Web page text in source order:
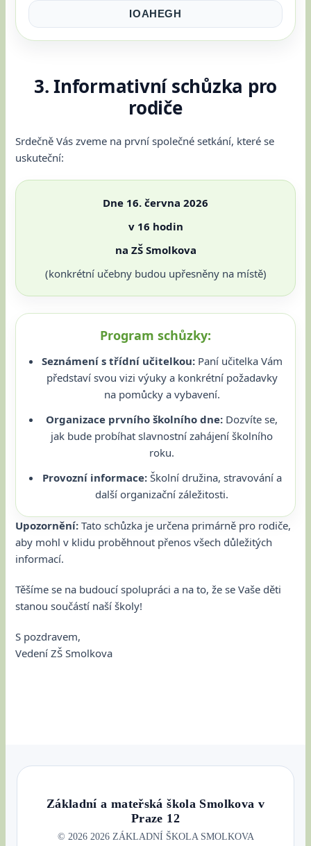
IOAHEGH
3. Informativní schůzka pro
rodiče
Srdečně Vás zveme na první společné setkání, které se
uskuteční:
Dne 16. června 2026
v 16 hodin
na ZŠ Smolkova
(konkrétní učebny budou upřesněny na místě)
Program schůzky:
Seznámení s třídní učitelkou:Paní učitelka Vám
představí svou vizi výuky a konkrétní požadavky
na pomůcky a vybavení.
Organizace prvního školního dne: Dozvíte se,
jak bude probíhat slavnostní zahájení školního
roku.
Provozní informace:Školní družina, stravování a
další organizační záležitosti.
Upozornění: Tato schůzka je určena primárně pro rodiče,
aby mohl v klidu proběhnout přenos všech důležitých
informací.
Těšíme se na budoucí spolupráci a na to, že se Vaše děti
stanou součástí naší školy!
S pozdravem,
Vedení ZŠ Smolkova
Základní a mateřská škola Smolkova v
Praze 12
© 20262026 ZÁKLADNÍ ŠKOLA SMOLKOVA